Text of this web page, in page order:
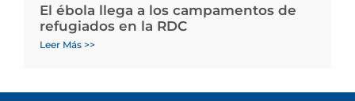
El ébola llega a los campamentos de
refugiados en la RDC
Leer Más >>